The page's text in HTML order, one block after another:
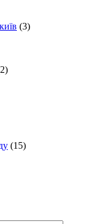
(3)
(15)